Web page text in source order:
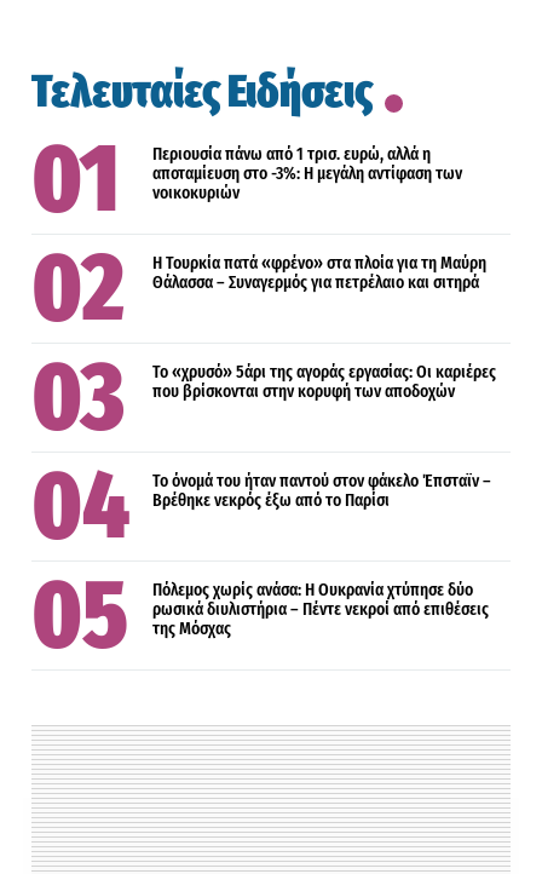
Τελευταίες Ειδήσεις
Περιουσία πάνω από 1 τρισ. ευρώ, αλλά η
αποταμίευση στο -3%: Η μεγάλη αντίφαση των
νοικοκυριών
Η Τουρκία πατά «φρένο» στα πλοία για τη Μαύρη
Θάλασσα – Συναγερμός για πετρέλαιο και σιτηρά
Το «χρυσό» 5άρι της αγοράς εργασίας: Οι καριέρες
που βρίσκονται στην κορυφή των αποδοχών
Το όνομά του ήταν παντού στον φάκελο Έπσταϊν –
Βρέθηκε νεκρός έξω από το Παρίσι
Πόλεμος χωρίς ανάσα: Η Ουκρανία χτύπησε δύο
ρωσικά διυλιστήρια – Πέντε νεκροί από επιθέσεις
της Μόσχας